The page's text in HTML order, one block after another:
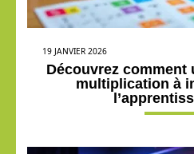
19 JANVIER 2026
Découvrez comment
multiplication à